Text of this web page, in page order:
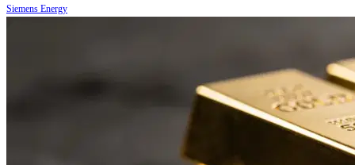
Siemens Energy